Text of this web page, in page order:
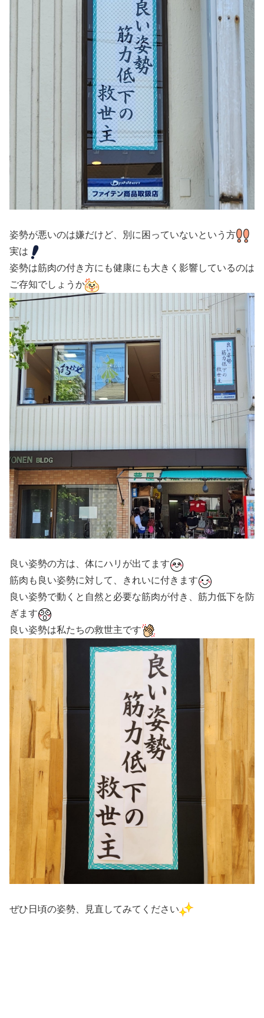
姿勢が悪いのは嫌だけど、別に困っていないという方
実は
姿勢は筋肉の付き方にも健康にも大きく影響しているのは
ご存知でしょうか
良い姿勢の方は、体にハリが出てます
筋肉も良い姿勢に対して、きれいに付きます
良い姿勢で動くと自然と必要な筋肉が付き、筋力低下を防
ぎます
良い姿勢は私たちの救世主です
ぜひ日頃の姿勢、見直してみてください